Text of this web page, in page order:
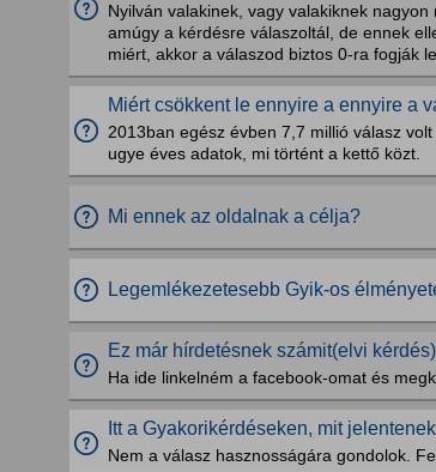
Nyilván valakinek, vagy valakiknek
amúgy a kérdésre válaszoltál, de ennek
miért, akkor a válaszod biztos 0-ra fogják
Miért csökkent le ennyire a ennyire a
2013ban egész évben 7,7 millió válasz
ugye éves adatok, mi történt a kettő közt.
Mi ennek az oldalnak a célja?
Legemlékezetesebb Gyik-os
Ez már hírdetésnek számit(elvi
Ha ide linkelném a facebook-omat és
Itt a Gyakorikérdéseken, mit
Nem a válasz hasznosságára gondolok.